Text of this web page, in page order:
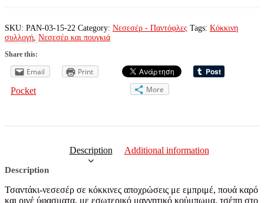
quantity
SKU: PAN-03-15-22 Category: Νεσεσέρ - Παντόφλες Tags: Κόκκινη
συλλογή Νεσεσέρ και πουγκιά
Share this:
Email
Print
Pocket
More
Description Additional information
Description
Τσαντάκι-νεσεσέρ σε κόκκινες αποχρώσεις με εμπριμέ, πουά καρό
και ριγέ ύφασματα, με εσωτερικό μαγνητικό κούμπωμα, τσέπη στο